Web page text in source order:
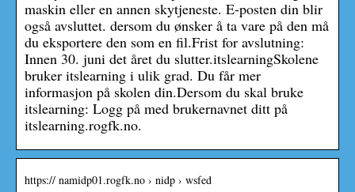
maskin eller en annen skytjeneste. E-posten din blir
også avsluttet. dersom du ønsker å ta vare på den må
du eksportere den som en fil.Frist for avslutning:
Innen 30. juni det året du slutter.itslearningSkolene
bruker itslearning i ulik grad. Du får mer
informasjon på skolen din.Dersom du skal bruke
itslearning: Logg på med brukernavnet ditt på
itslearning.rogfk.no.
https:// namidp01.rogfk.no › nidp › wsfed